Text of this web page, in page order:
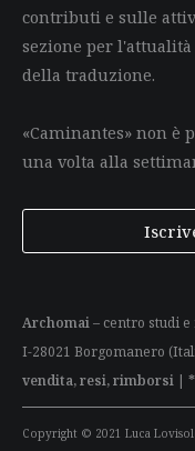
contributi e sulle
sezione per
della traduzione.
«Caminantes» non è
una volta alla
Archomai– centro studi
I-28021 Borgomanero
vendita, resi, rimborsi |
Copyright © 2021 Luca